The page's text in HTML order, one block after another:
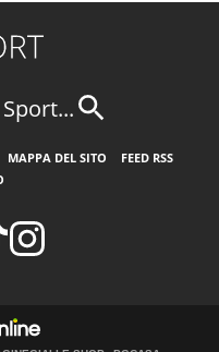
MAPPA DEL SITO
FEED RSS